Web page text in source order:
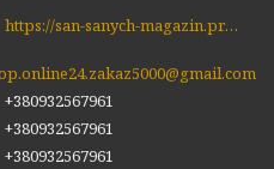
https://san-sanych-magazin.prom.ua/ua/
+380932567961
+380932567961
+380932567961